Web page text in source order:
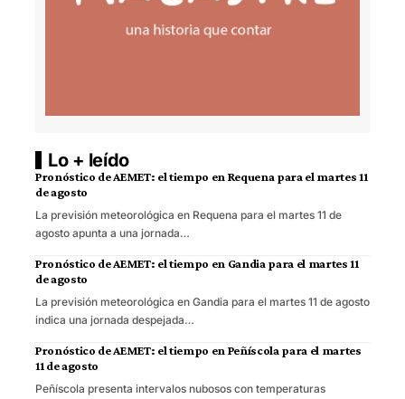
Lo + leído
Pronóstico de AEMET: el tiempo en Requena para el martes 11
de agosto
La previsión meteorológica en Requena para el martes 11 de
agosto apunta a una jornada…
Pronóstico de AEMET: el tiempo en Gandia para el martes 11
de agosto
La previsión meteorológica en Gandia para el martes 11 de agosto
indica una jornada despejada…
Pronóstico de AEMET: el tiempo en Peñíscola para el martes
11 de agosto
Peñíscola presenta intervalos nubosos con temperaturas